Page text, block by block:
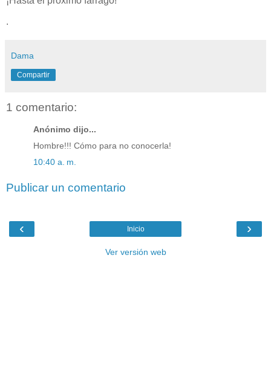
.
Dama
Compartir
1 comentario:
Anónimo dijo...
Hombre!!! Cómo para no conocerla!
10:40 a. m.
Publicar un comentario
‹ ›
Inicio
Ver versión web